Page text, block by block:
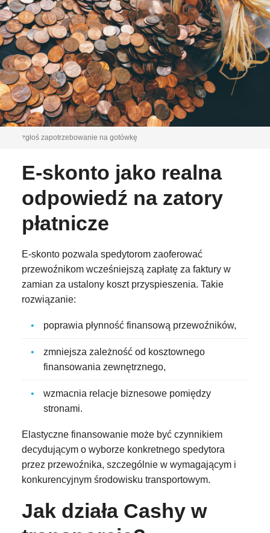
zgłoś zapotrzebowanie na gotówkę
E-skonto jako realna
odpowiedź na zatory
płatnicze
E-skonto pozwala spedytorom zaoferować
przewoźnikom wcześniejszą zapłatę za faktury w
zamian za ustalony koszt przyspieszenia. Takie
rozwiązanie:
poprawia płynność finansową przewoźników,
zmniejsza zależność od kosztownego
finansowania zewnętrznego,
wzmacnia relacje biznesowe pomiędzy
stronami.
Elastyczne finansowanie może być czynnikiem
decydującym o wyborze konkretnego spedytora
przez przewoźnika, szczególnie w wymagającym i
konkurencyjnym środowisku transportowym.
Jak działa Cashy w